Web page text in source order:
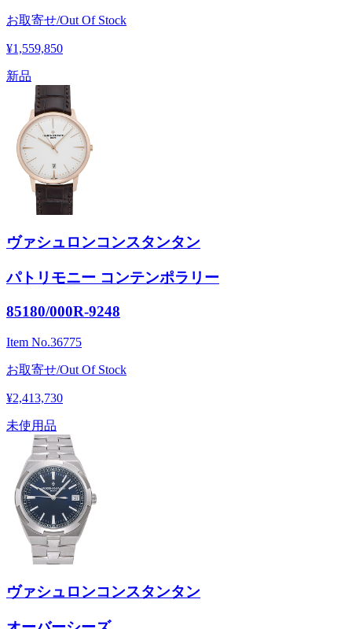
お取寄せ/Out Of Stock
¥1,559,850
新品
ヴァシュロンコンスタンタン
パトリモニー コンテンポラリー
85180/000R-9248
Item No.36775
お取寄せ/Out Of Stock
¥2,413,730
未使用品
ヴァシュロンコンスタンタン